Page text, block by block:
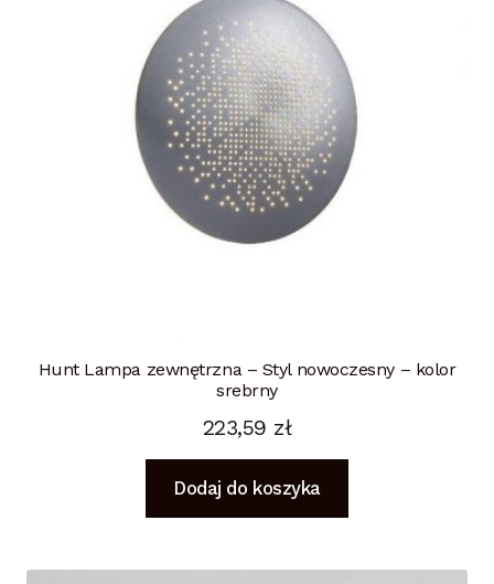
Hunt Lampa zewnętrzna – Styl nowoczesny – kolor
srebrny
223,59 zł
Dodaj do koszyka